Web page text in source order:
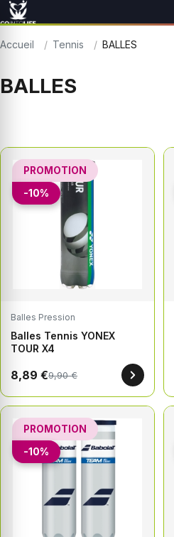
Accueil Tennis BALLES
BALLES
PROMOTION
-10%
Balles Pression
Balles Tennis YONEX
TOUR X4
8,89 €9,90 €
PROMOTION
-10%